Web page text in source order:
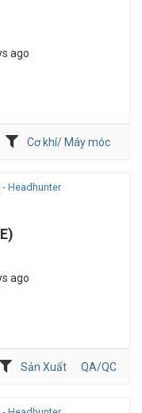
ago
Cơ khí/ Máy móc
Headhunter
ago
Sản Xuất
QA/QC